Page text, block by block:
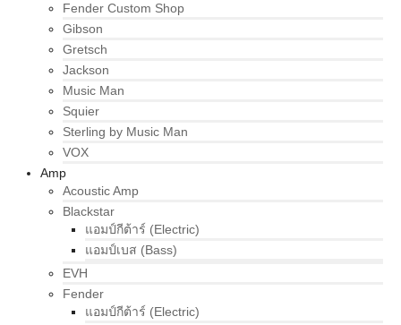
Fender Custom Shop
Gibson
Gretsch
Jackson
Music Man
Squier
Sterling by Music Man
VOX
Amp
Acoustic Amp
Blackstar
แอมป์กีต้าร์ (Electric)
แอมป์เบส (Bass)
EVH
Fender
แอมป์กีต้าร์ (Electric)